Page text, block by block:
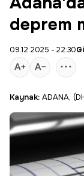
deprem
09.12.2025 - 22:30
Kaynak: ADANA,